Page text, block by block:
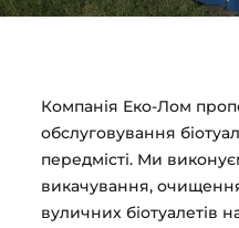
Компанія Еко-Лом
обслуговування
передмісті. Ми
викачування,
вуличних біотуалетів